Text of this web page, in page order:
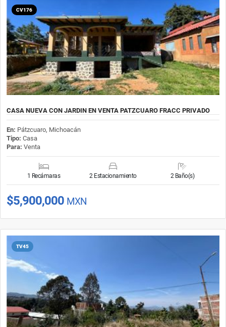
CV176
CASA NUEVA CON JARDIN EN VENTA PATZCUARO FRACC PRIVADO
En: Pátzcuaro, Michoacán
Tipo: Casa
Para: Venta
1 Recámaras 2 Estacionamiento 2 Baño(s)
$5,900,000 MXN
TV45